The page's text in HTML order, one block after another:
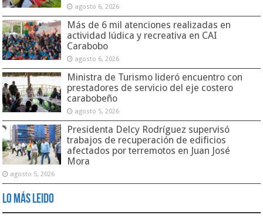
agosto 6, 2026
Más de 6 mil atenciones realizadas en
actividad lúdica y recreativa en CAI
Carabobo
agosto 6, 2026
Ministra de Turismo lideró encuentro con
prestadores de servicio del eje costero
carabobeño
agosto 5, 2026
Presidenta Delcy Rodríguez supervisó
trabajos de recuperación de edificios
afectados por terremotos en Juan José
Mora
agosto 5, 2026
Lo Más Leido